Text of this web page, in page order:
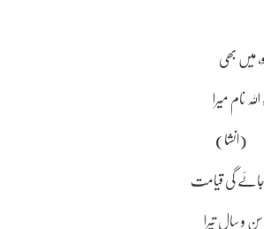
میں بھی
نام میرا
جائے گی قیامت
و سال تیرا